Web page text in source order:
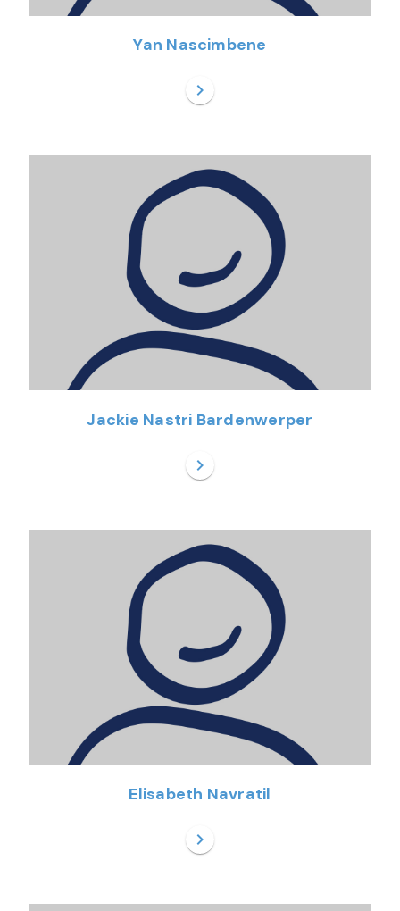
Yan Nascimbene
chevron_right
Jackie Nastri Bardenwerper
chevron_right
Elisabeth Navratil
chevron_right